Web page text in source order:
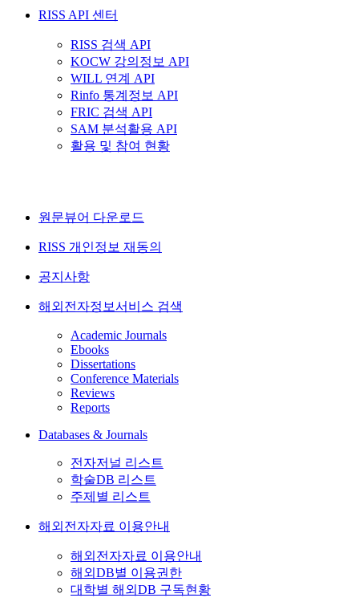
RISS API 센터
RISS 검색 API
KOCW 강의정보 API
WILL 연계 API
Rinfo 통계정보 API
FRIC 검색 API
SAM 분석활용 API
활용 및 참여 현황
원문뷰어 다운로드
RISS 개인정보 재동의
공지사항
해외전자정보서비스 검색
Academic Journals
Ebooks
Dissertations
Conference Materials
Reviews
Reports
Databases & Journals
전자저널 리스트
학술DB 리스트
주제별 리스트
해외전자자료 이용안내
해외전자자료 이용안내
해외DB별 이용권한
대학별 해외DB 구독현황